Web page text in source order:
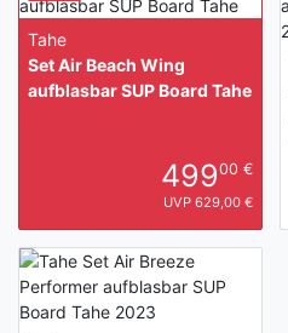
Tahe
Set Air Beach Wing
aufblasbar SUP Board Tahe
49900 €
UVP 629,00 €